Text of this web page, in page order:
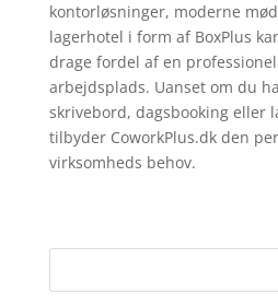
kontorløsninger, moderne
lagerhotel i form af BoxPlus
drage fordel af en
arbejdsplads. Uanset om du
skrivebord, dagsbooking eller
tilbyder CoworkPlus.dk den
virksomheds behov.